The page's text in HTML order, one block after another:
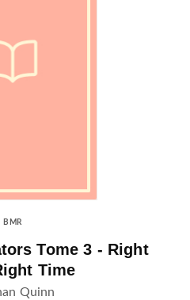
BMR
Tome 3 - Right
Time
Quinn